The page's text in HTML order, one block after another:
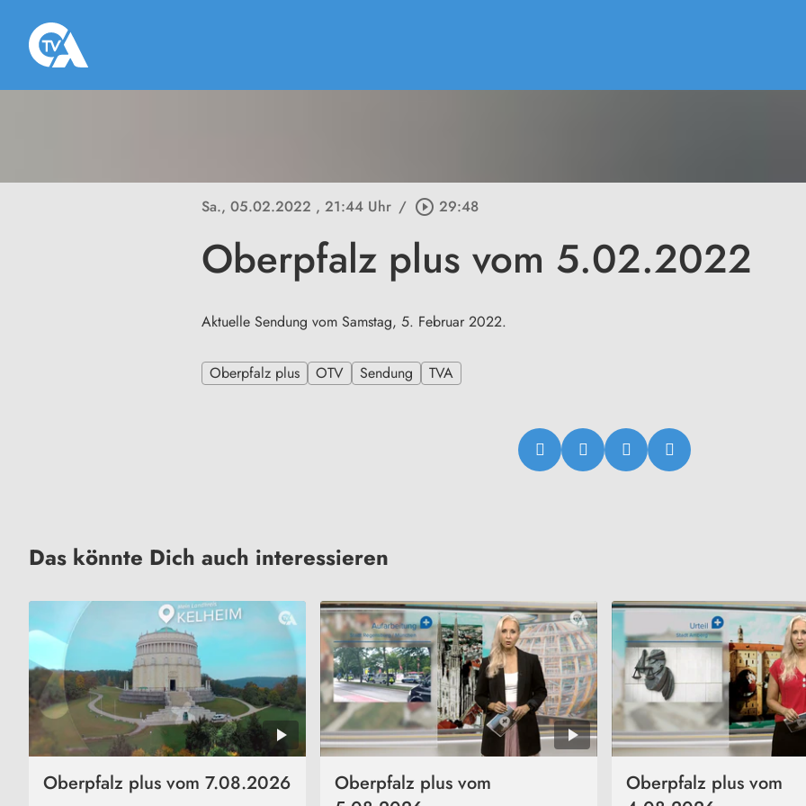
Sa., 05.02.2022 , 21:44 Uhr / play_circle_outline 29:48
Oberpfalz plus vom 5.02.2022
Aktuelle Sendung vom Samstag, 5. Februar 2022.
Oberpfalz plus OTV Sendung TVA
Das könnte Dich auch interessieren
Oberpfalz plus vom 7.08.2026
Oberpfalz plus vom
Oberpfalz plus vom